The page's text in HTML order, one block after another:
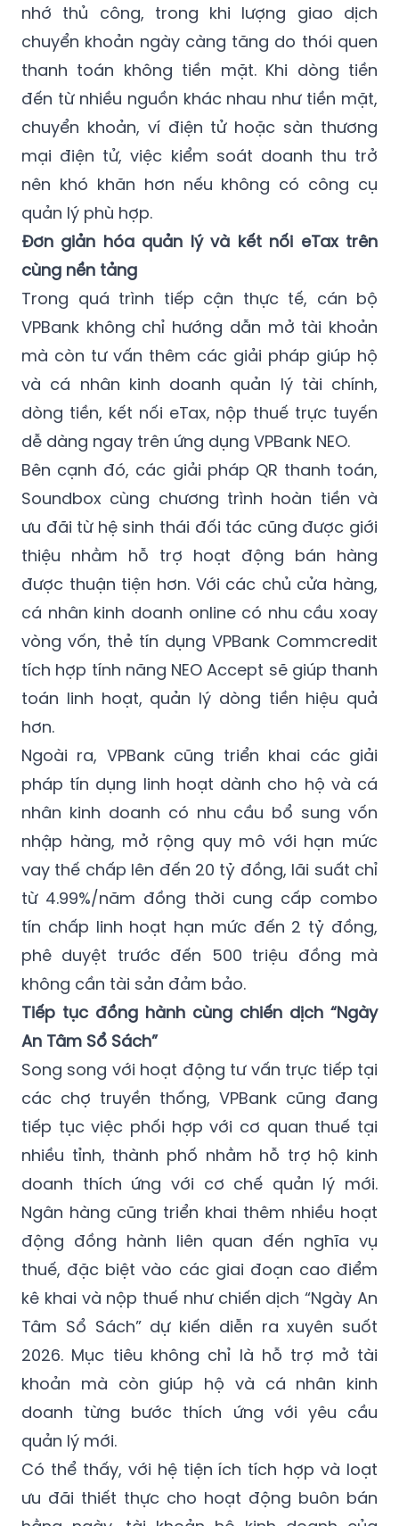
nhớ thủ công, trong khi lượng giao dịch
chuyển khoản ngày càng tăng do thói quen
thanh toán không tiền mặt. Khi dòng tiền
đến từ nhiều nguồn khác nhau như tiền mặt,
chuyển khoản, ví điện tử hoặc sàn thương
mại điện tử, việc kiểm soát doanh thu trở
nên khó khăn hơn nếu không có công cụ
quản lý phù hợp.
Đơn giản hóa quản lý và kết nối eTax trên
cùng nền tảng
Trong quá trình tiếp cận thực tế, cán bộ
VPBank không chỉ hướng dẫn mở tài khoản
mà còn tư vấn thêm các giải pháp giúp hộ
và cá nhân kinh doanh quản lý tài chính,
dòng tiền, kết nối eTax, nộp thuế trực tuyến
dễ dàng ngay trên ứng dụng VPBank NEO.
Bên cạnh đó, các giải pháp QR thanh toán,
Soundbox cùng chương trình hoàn tiền và
ưu đãi từ hệ sinh thái đối tác cũng được giới
thiệu nhằm hỗ trợ hoạt động bán hàng
được thuận tiện hơn. Với các chủ cửa hàng,
cá nhân kinh doanh online có nhu cầu xoay
vòng vốn, thẻ tín dụng VPBank Commcredit
tích hợp tính năng NEO Accept sẽ giúp thanh
toán linh hoạt, quản lý dòng tiền hiệu quả
hơn.
Ngoài ra, VPBank cũng triển khai các giải
pháp tín dụng linh hoạt dành cho hộ và cá
nhân kinh doanh có nhu cầu bổ sung vốn
nhập hàng, mở rộng quy mô với hạn mức
vay thế chấp lên đến 20 tỷ đồng, lãi suất chỉ
từ 4.99%/năm đồng thời cung cấp combo
tín chấp linh hoạt hạn mức đến 2 tỷ đồng,
phê duyệt trước đến 500 triệu đồng mà
không cần tài sản đảm bảo.
Tiếp tục đồng hành cùng chiến dịch “Ngày
An Tâm Sổ Sách”
Song song với hoạt động tư vấn trực tiếp tại
các chợ truyền thống, VPBank cũng đang
tiếp tục việc phối hợp với cơ quan thuế tại
nhiều tỉnh, thành phố nhằm hỗ trợ hộ kinh
doanh thích ứng với cơ chế quản lý mới.
Ngân hàng cũng triển khai thêm nhiều hoạt
động đồng hành liên quan đến nghĩa vụ
thuế, đặc biệt vào các giai đoạn cao điểm
kê khai và nộp thuế như chiến dịch “Ngày An
Tâm Sổ Sách” dự kiến diễn ra xuyên suốt
2026. Mục tiêu không chỉ là hỗ trợ mở tài
khoản mà còn giúp hộ và cá nhân kinh
doanh từng bước thích ứng với yêu cầu
quản lý mới.
Có thể thấy, với hệ tiện ích tích hợp và loạt
ưu đãi thiết thực cho hoạt động buôn bán